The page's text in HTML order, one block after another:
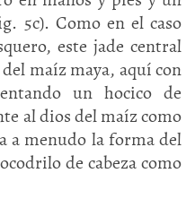
5c). Como en el caso
este jade central
maíz maya, aquí con
un hocico de
al dios del maíz como
a menudo la forma del
de cabeza como